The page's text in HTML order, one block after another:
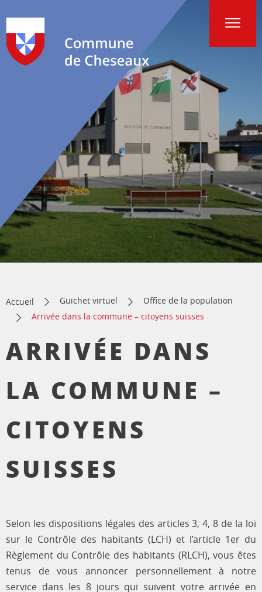
Accueil Guichet virtuel
Office de la population
Arrivée dans la commune – citoyens suisses
ARRIVÉE DANS
LA COMMUNE –
CITOYENS
SUISSES
Selon les dispositions légales des articles 3, 4, 8 de la loi
sur le Contrôle des habitants (LCH) et l’article 1er du
Règlement du Contrôle des habitants (RLCH), vous êtes
tenus de vous annoncer personnellement à notre
service dans les 8 jours qui suivent votre arrivée en